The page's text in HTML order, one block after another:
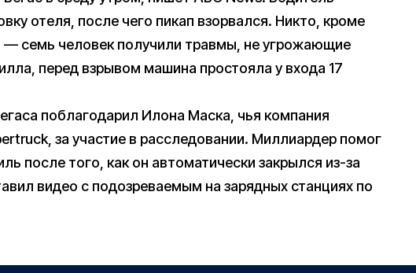
отеля, после чего пикап взорвался. Никто, кроме
— семь человек получили травмы, не угрожающие
перед взрывом машина простояла у входа 17
поблагодарил Илона Маска, чья компания
за участие в расследовании. Миллиардер помог
после того, как он автоматически закрылся из-за
видео с подозреваемым на зарядных станциях по